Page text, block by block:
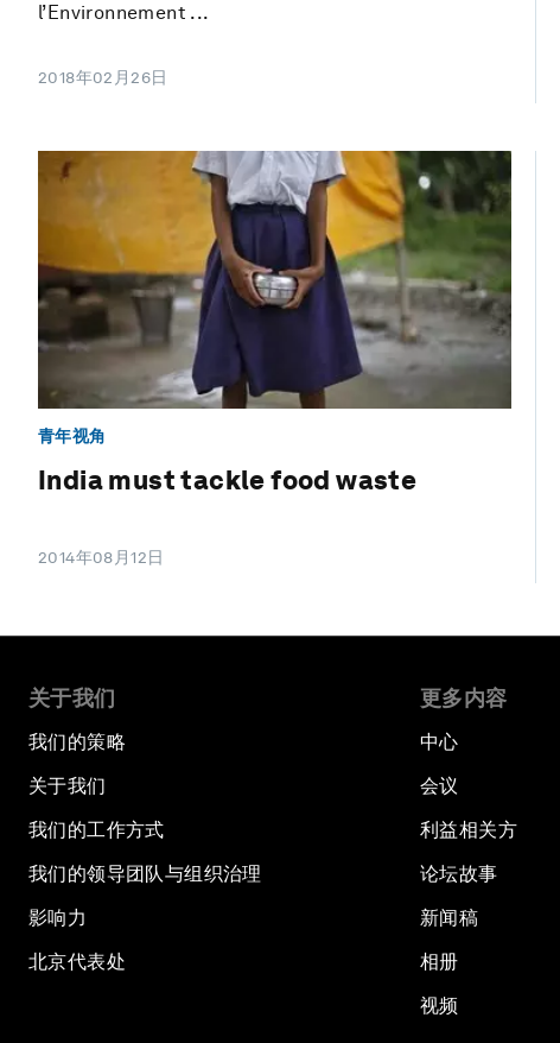
l’Environnement ...
2018年02月26日
青年视角
India must tackle food waste
2014年08月12日
关于我们
我们的策略
关于我们
我们的工作方式
我们的领导团队与组织治理
影响力
北京代表处
更多内容
中心
会议
利益相关方
论坛故事
新闻稿
相册
视频